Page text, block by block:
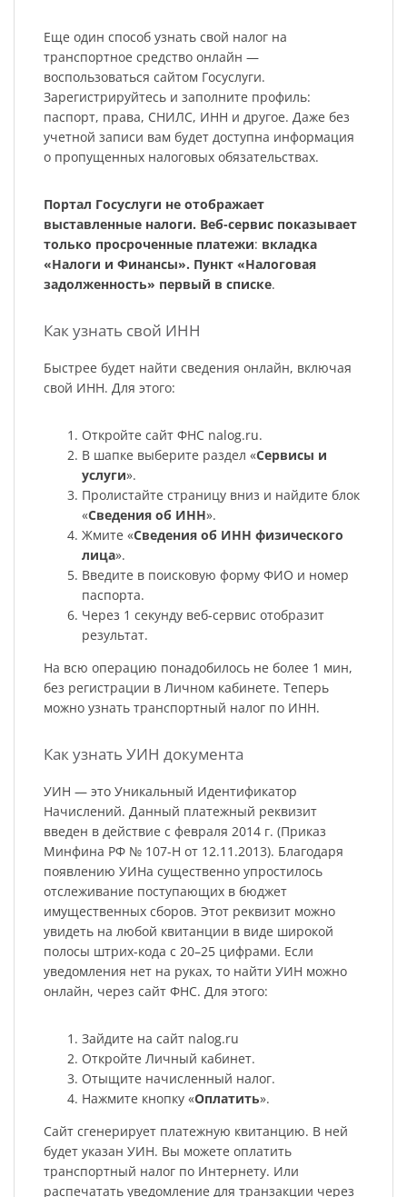
Еще один способ узнать свой налог на
транспортное средство онлайн —
воспользоваться сайтом Госуслуги.
Зарегистрируйтесь и заполните профиль:
паспорт, права, СНИЛС, ИНН и другое. Даже без
учетной записи вам будет доступна информация
о пропущенных налоговых обязательствах.
Портал Госуслуги не отображает
выставленные налоги. Веб-сервис показывает
только просроченные платежи: вкладка
«Налоги и Финансы». Пункт «Налоговая
задолженность» первый в списке.
Как узнать свой ИНН
Быстрее будет найти сведения онлайн, включая
свой ИНН. Для этого:
Откройте сайт ФНС nalog.ru.
В шапке выберите раздел «Сервисы и
услуги».
Пролистайте страницу вниз и найдите блок
«Сведения об ИНН».
Жмите «Сведения об ИНН физического
лица».
Введите в поисковую форму ФИО и номер
паспорта.
Через 1 секунду веб-сервис отобразит
результат.
На всю операцию понадобилось не более 1 мин,
без регистрации в Личном кабинете. Теперь
можно узнать транспортный налог по ИНН.
Как узнать УИН документа
УИН — это Уникальный Идентификатор
Начислений. Данный платежный реквизит
введен в действие с февраля 2014 г. (Приказ
Минфина РФ № 107-Н от 12.11.2013). Благодаря
появлению УИНа существенно упростилось
отслеживание поступающих в бюджет
имущественных сборов. Этот реквизит можно
увидеть на любой квитанции в виде широкой
полосы штрих-кода с 20–25 цифрами. Если
уведомления нет на руках, то найти УИН можно
онлайн, через сайт ФНС. Для этого:
Зайдите на сайт nalog.ru
Откройте Личный кабинет.
Отыщите начисленный налог.
Нажмите кнопку «Оплатить».
Сайт сгенерирует платежную квитанцию. В ней
будет указан УИН. Вы можете оплатить
транспортный налог по Интернету. Или
распечатать уведомление для транзакции через